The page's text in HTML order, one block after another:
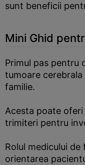
sunt beneficii
Mini Ghid
Primul pas pentru
tumoare
familie.
Acesta poate
trimiteri pentru
Rolul medicului
orientarea